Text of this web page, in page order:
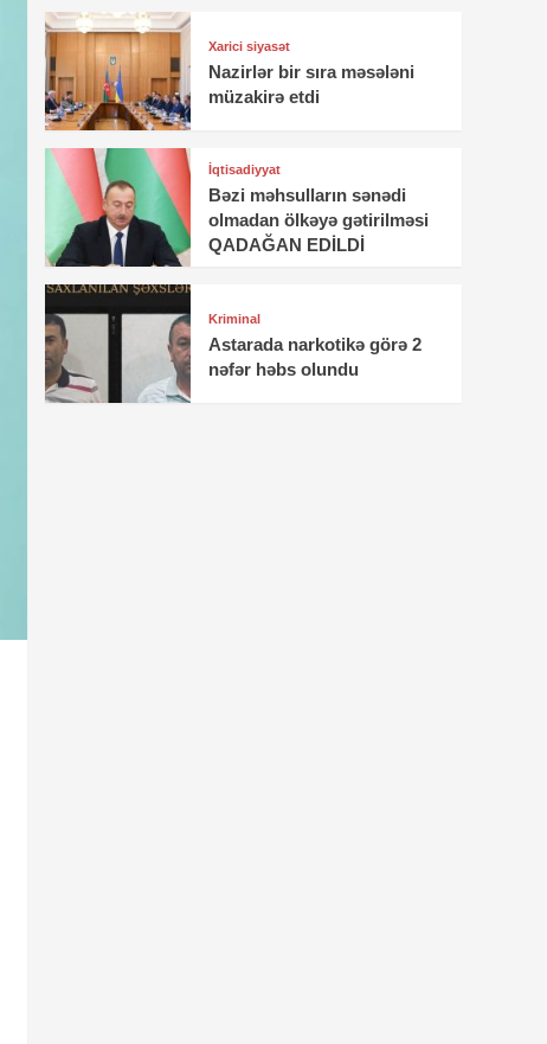
Xarici siyasət
Nazirlər bir sıra məsələni
müzakirə etdi
İqtisadiyyat
Bəzi məhsulların sənədi
olmadan ölkəyə gətirilməsi
QADAĞAN EDİLDİ
Kriminal
Astarada narkotikə görə 2
nəfər həbs olundu